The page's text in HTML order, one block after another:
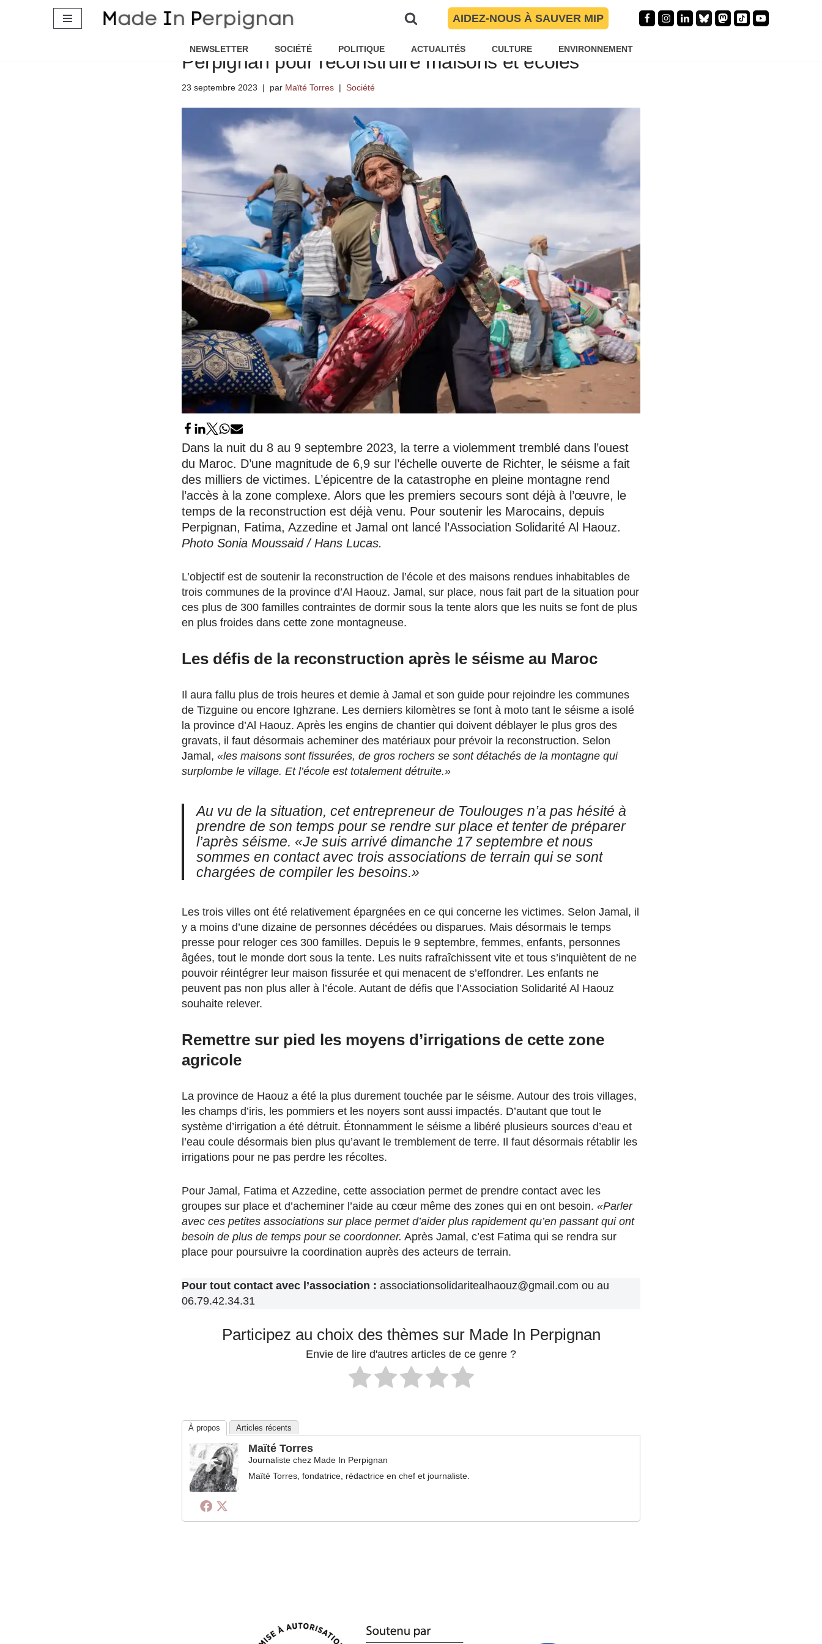
AIDEZ-NOUS À SAUVER MIP
NEWSLETTER SOCIÉTÉ POLITIQUE ACTUALITÉS CULTURE ENVIRONNEMENT
Séisme au Maroc : un appel aux dons depuis
Perpignan pour reconstruire maisons et écoles
23 septembre 2023 par Maïté Torres Société
Dans la nuit du 8 au 9 septembre 2023, la terre a violemment tremblé dans l’ouest
du Maroc. D’une magnitude de 6,9 sur l’échelle ouverte de Richter, le séisme a fait
des milliers de victimes. L’épicentre de la catastrophe en pleine montagne rend
l’accès à la zone complexe. Alors que les premiers secours sont déjà à l’œuvre, le
temps de la reconstruction est déjà venu. Pour soutenir les Marocains, depuis
Perpignan, Fatima, Azzedine et Jamal ont lancé l’Association Solidarité Al Haouz.
Photo Sonia Moussaid / Hans Lucas.
L’objectif est de soutenir la reconstruction de l’école et des maisons rendues inhabitables de
trois communes de la province d’Al Haouz. Jamal, sur place, nous fait part de la situation pour
ces plus de 300 familles contraintes de dormir sous la tente alors que les nuits se font de plus
en plus froides dans cette zone montagneuse.
Les défis de la reconstruction après le séisme au Maroc
Il aura fallu plus de trois heures et demie à Jamal et son guide pour rejoindre les communes
de Tizguine ou encore Ighzrane. Les derniers kilomètres se font à moto tant le séisme a isolé
la province d’Al Haouz. Après les engins de chantier qui doivent déblayer le plus gros des
gravats, il faut désormais acheminer des matériaux pour prévoir la reconstruction. Selon
Jamal, «les maisons sont fissurées, de gros rochers se sont détachés de la montagne qui
surplombe le village. Et l’école est totalement détruite.»
Au vu de la situation, cet entrepreneur de Toulouges n’a pas hésité à
prendre de son temps pour se rendre sur place et tenter de préparer
l’après séisme. «Je suis arrivé dimanche 17 septembre et nous
sommes en contact avec trois associations de terrain qui se sont
chargées de compiler les besoins.»
Les trois villes ont été relativement épargnées en ce qui concerne les victimes. Selon Jamal, il
y a moins d’une dizaine de personnes décédées ou disparues. Mais désormais le temps
presse pour reloger ces 300 familles. Depuis le 9 septembre, femmes, enfants, personnes
âgées, tout le monde dort sous la tente. Les nuits rafraîchissent vite et tous s’inquiètent de ne
pouvoir réintégrer leur maison fissurée et qui menacent de s’effondrer. Les enfants ne
peuvent pas non plus aller à l’école. Autant de défis que l’Association Solidarité Al Haouz
souhaite relever.
Remettre sur pied les moyens d’irrigations de cette zone
agricole
La province de Haouz a été la plus durement touchée par le séisme. Autour des trois villages,
les champs d’iris, les pommiers et les noyers sont aussi impactés. D’autant que tout le
système d’irrigation a été détruit. Étonnamment le séisme a libéré plusieurs sources d’eau et
l’eau coule désormais bien plus qu’avant le tremblement de terre. Il faut désormais rétablir les
irrigations pour ne pas perdre les récoltes.
Pour Jamal, Fatima et Azzedine, cette association permet de prendre contact avec les
groupes sur place et d’acheminer l’aide au cœur même des zones qui en ont besoin. «Parler
avec ces petites associations sur place permet d’aider plus rapidement qu’en passant qui ont
besoin de plus de temps pour se coordonner. Après Jamal, c’est Fatima qui se rendra sur
place pour poursuivre la coordination auprès des acteurs de terrain.
Pour tout contact avec l’association : associationsolidaritealhaouz@gmail.com ou au
06.79.42.34.31
Participez au choix des thèmes sur Made In Perpignan
Envie de lire d'autres articles de ce genre ?
À propos Articles récents
Maïté Torres
Journaliste chez Made In Perpignan
Maïté Torres, fondatrice, rédactrice en chef et journaliste.